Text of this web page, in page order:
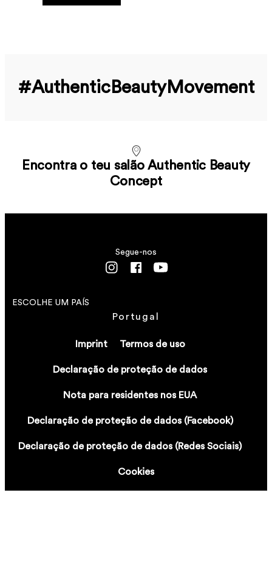
#Authentic­Beauty­Movement
Encontra o teu salão Authentic Beauty
Concept
Imprint Termos de uso
Declaração de proteção de dados
Nota para residentes nos EUA
Declaração de proteção de dados (Facebook)
Declaração de proteção de dados (Redes Sociais)
Cookies
ESCOLHE UM PAÍS
Portugal
Segue-nos